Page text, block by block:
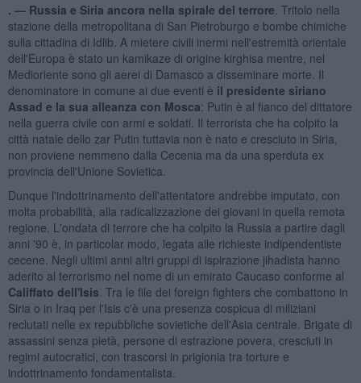
. — Russia e Siria ancora nella spirale del terrore . Tritolo nella
stazione della metropolitana di San Pietroburgo e bombe chimiche
sulla cittadina di Idlib. A mietere civili inermi nell'estremità orientale
dell'Europa è stato un kamikaze di origine kirghisa mentre, nel
Medioriente sono gli aerei di Damasco a disseminare morte. Il
denominatore in comune ai due eventi è il presidente siriano
Assad e la sua alleanza con Mosca: Putin è al fianco del dittatore
nella guerra civile con armi e soldati. Il terrorista che ha colpito la
città natale dello zar Putin tuttavia non è nato e cresciuto in Siria,
non proviene nemmeno dalla Cecenia ma da una sperduta ex
provincia dell'Unione Sovietica.
Dunque l'indottrinamento dell'attentatore andrebbe imputato, con
molta probabilità, alla radicalizzazione dei giovani in quella remota
regione. L'ondata di terrore che ha colpito la Russia a partire dagli
anni '90 è, in particolar modo, legata alle richieste indipendentiste
cecene. Negli ultimi anni altri gruppi di ispirazione jihadista hanno
aderito al terrorismo nel nome di un emirato Caucaso conforme al
Califfato dell'Isis . Tra le file dei foreign fighters che combattono in
Siria o in Iraq per l'Isis c'è una presenza cospicua di miliziani
reclutati nelle ex repubbliche sovietiche dell'Asia centrale. Brigate di
assassini senza pietà, persone di estrazione povera, cresciuti in
regimi autocratici, con trascorsi in prigionia tra torture e
indottrinamento fondamentalista.